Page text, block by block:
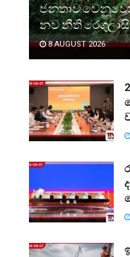
ජනතාව
නව නීති රෙගුලාසි
8 AUGUST 2026